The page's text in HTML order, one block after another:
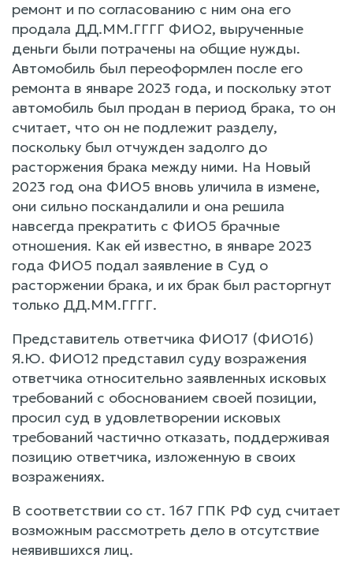
ремонт и по согласованию с ним она его
продала ДД.ММ.ГГГГ ФИО2, вырученные
деньги были потрачены на общие нужды.
Автомобиль был переоформлен после его
ремонта в январе 2023 года, и поскольку этот
автомобиль был продан в период брака, то он
считает, что он не подлежит разделу,
поскольку был отчужден задолго до
расторжения брака между ними. На Новый
2023 год она ФИО5 вновь уличила в измене,
они сильно поскандалили и она решила
навсегда прекратить с ФИО5 брачные
отношения. Как ей известно, в январе 2023
года ФИО5 подал заявление в Суд о
расторжении брака, и их брак был расторгнут
только ДД.ММ.ГГГГ.
Представитель ответчика ФИО17 (ФИО16)
Я.Ю. ФИО12 представил суду возражения
ответчика относительно заявленных исковых
требований с обоснованием своей позиции,
просил суд в удовлетворении исковых
требований частично отказать, поддерживая
позицию ответчика, изложенную в своих
возражениях.
В соответствии со ст. 167 ГПК РФ суд считает
возможным рассмотреть дело в отсутствие
неявившихся лиц.